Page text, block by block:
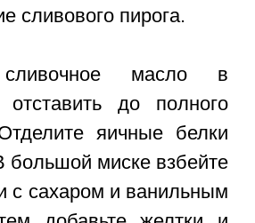
сливового пирога.
сливочное масло в
до полного
яичные белки
большой миске взбейте
с сахаром и ванильным